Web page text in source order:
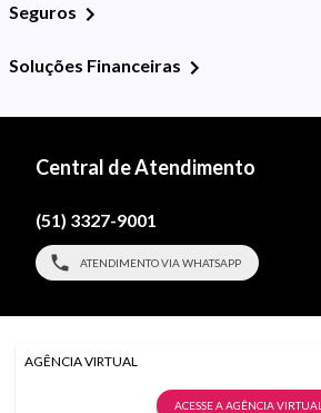
Seguros
Soluções Financeiras
Central de Atendimento
(51) 3327-9001
ATENDIMENTO VIA WHATSAPP
AGÊNCIA VIRTUAL
ACESSE A AGÊNCIA VIRTUAL